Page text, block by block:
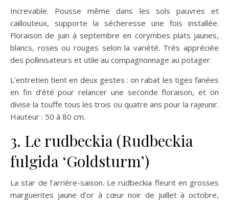
Increvable. Pousse même dans les sols pauvres et
caillouteux, supporte la sécheresse une fois installée.
Floraison de juin à septembre en corymbes plats jaunes,
blancs, roses ou rouges selon la variété. Très appréciée
des pollinisateurs et utile au compagnonnage au potager.
L’entretien tient en deux gestes : on rabat les tiges fanées
en fin d’été pour relancer une seconde floraison, et on
divise la touffe tous les trois ou quatre ans pour la rajeunir.
Hauteur : 50 à 80 cm.
3. Le rudbeckia (Rudbeckia
fulgida ‘Goldsturm’)
La star de l’arrière-saison. Le rudbeckia fleurit en grosses
marguerites jaune d’or à cœur noir de juillet à octobre,